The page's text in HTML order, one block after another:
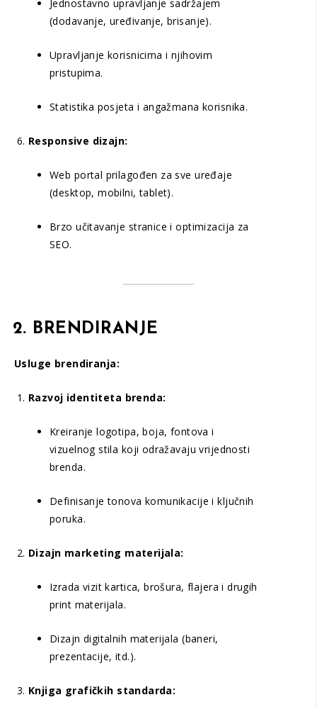
Jednostavno upravljanje sadržajem
(dodavanje, uređivanje, brisanje).
Upravljanje korisnicima i njihovim
pristupima.
Statistika posjeta i angažmana korisnika.
Responsive dizajn:
Web portal prilagođen za sve uređaje
(desktop, mobilni, tablet).
Brzo učitavanje stranice i optimizacija za
SEO.
2. BRENDIRANJE
Usluge brendiranja:
Razvoj identiteta brenda:
Kreiranje logotipa, boja, fontova i
vizuelnog stila koji odražavaju vrijednosti
brenda.
Definisanje tonova komunikacije i ključnih
poruka.
Dizajn marketing materijala:
Izrada vizit kartica, brošura, flajera i drugih
print materijala.
Dizajn digitalnih materijala (baneri,
prezentacije, itd.).
Knjiga grafičkih standarda: